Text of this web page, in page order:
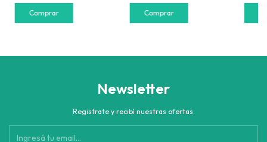
Newsletter
Registrate y recibí nuestras ofertas.